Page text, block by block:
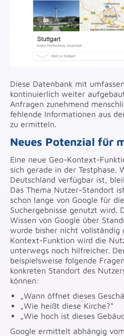
Diese Datenbank mit
kontinuierlich weiter
Anfragen zunehmend
fehlende Informationen aus
zu ermitteln.
Neues Potenzial für
Eine neue Geo-Kontext-
sich gerade in der Testphase.
Deutschland verfügbar ist,
Das Thema Nutzer-Standort
schon lange von Google für
Suchergebnisse genutzt wird.
Wissen von Google über
wurde bisher nicht vollständig
Kontext-Funktion wird die
unterwegs noch hilfreicher.
beispielsweise folgende
konkreten Standort des
können:
„Wann öffnet dieses
„Wie heißt diese Kirche?“
„Wie hoch ist dieses
Google ermittelt abhängig